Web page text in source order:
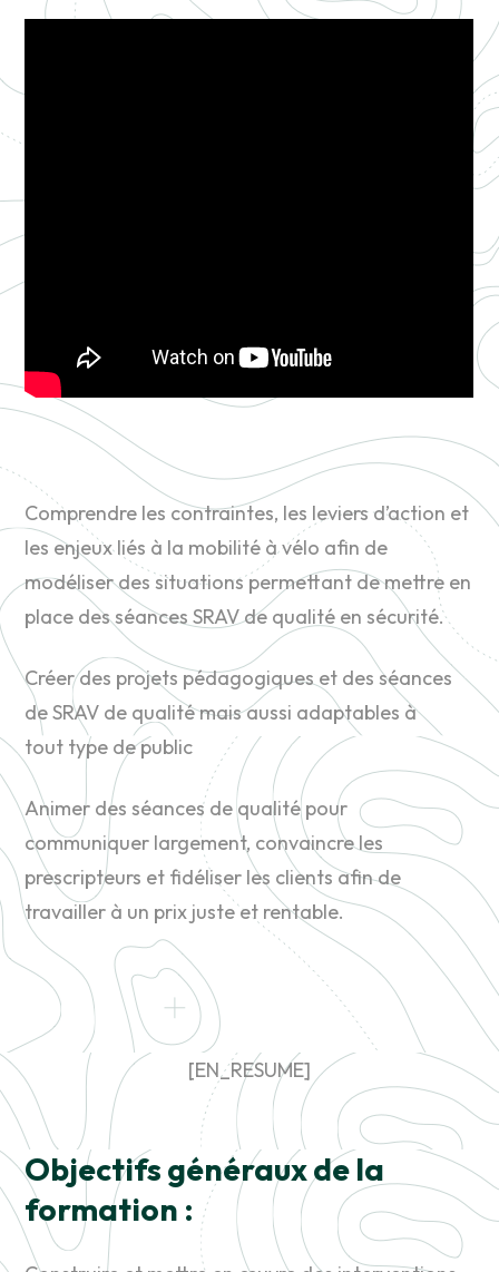
Comprendre les contraintes, les leviers d’action et
les enjeux liés à la mobilité à vélo afin de
modéliser des situations permettant de mettre en
place des séances SRAV de qualité en sécurité.
Créer des projets pédagogiques et des séances
de SRAV de qualité mais aussi adaptables à
tout type de public
Animer des séances de qualité pour
communiquer largement, convaincre les
prescripteurs et fidéliser les clients afin de
travailler à un prix juste et rentable.
[EN_RESUME]
Objectifs généraux de la
formation :